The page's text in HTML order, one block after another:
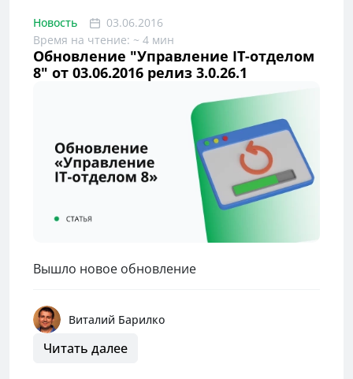
Новость
03.06.2016
Время на чтение: ~ 4 мин
Обновление "Управление IT-отделом
8" от 03.06.2016 релиз 3.0.26.1
Вышло новое обновление
Виталий Барилко
Читать далее